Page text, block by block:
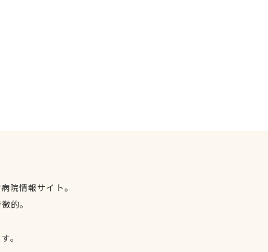
院情報サイト。
的。
。